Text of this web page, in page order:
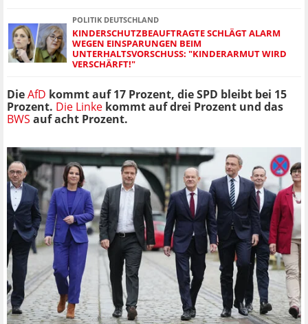
POLITIK DEUTSCHLAND
KINDERSCHUTZBEAUFTRAGTE SCHLÄGT ALARM
WEGEN EINSPARUNGEN BEIM
UNTERHALTSVORSCHUSS: "KINDERARMUT WIRD
VERSCHÄRFT!"
DieAfD kommt auf 17 Prozent, die SPD bleibt bei 15
Prozent. Die Linke kommt auf drei Prozent und das
BWS auf acht Prozent.